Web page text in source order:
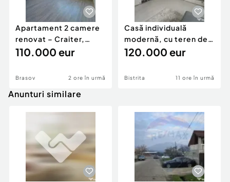
Apartament 2 camere
renovat – Craiter,
Brașov | 55 mp | E
110.000 eur
Brasov 2 ore în urmă
Casă individuală
modernă, cu teren de
1.356 mp – la doa
120.000 eur
Bistrita 11 ore în urmă
Anunturi similare